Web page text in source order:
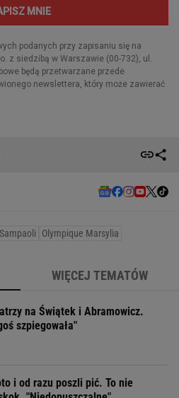
Olympique Marsylia
WIĘCEJ TEMATÓW
na Świątek i Abramowicz.
szpiegowała"
i od razu poszli pić. To nie